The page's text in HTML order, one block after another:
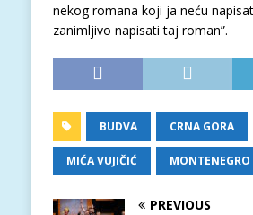
nekog romana koji ja neću
zanimljivo napisati taj roman”.
BUDVA CRNA GORA
MIĆA VUJIČIĆ MONTENEGRO
PREVIOUS